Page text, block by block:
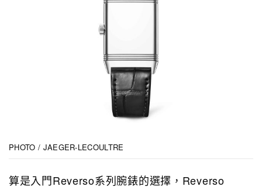
PHOTO / JAEGER-LECOULTRE
算是入門Reverso系列腕錶的選擇，Reverso